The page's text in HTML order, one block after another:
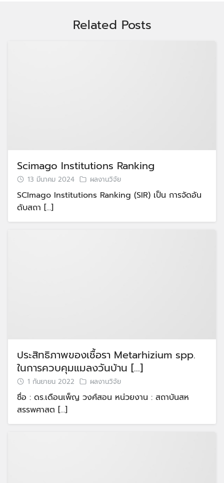
Related Posts
Scimago Institutions Ranking
13 มีนาคม 2024 ผลงานวิจัย
SCImago Institutions Ranking (SIR) เป็น การจัดอัน
ดับสถา […]
ประสิทธิภาพของเชื้อรา Metarhizium spp.
ในการควบคุมแมลงวันบ้าน […]
1 กันยายน 2022 ผลงานวิจัย
ชื่อ : ดร.เดือนเพ็ญ วงศ์สอน หน่วยงาน : สถาบันสห
สรรพศาสต […]